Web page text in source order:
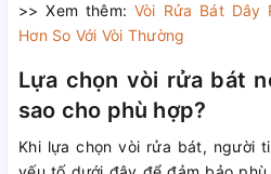
>> Xem thêm: Vòi Rửa Bát Dây
Hơn So Với Vòi Thường
Lựa chọn vòi rửa bát
sao cho phù hợp?
Khi lựa chọn vòi rửa bát, người